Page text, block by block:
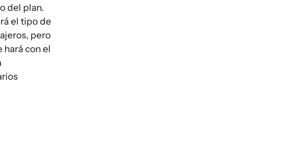
del plan.
el tipo de
pero
con el